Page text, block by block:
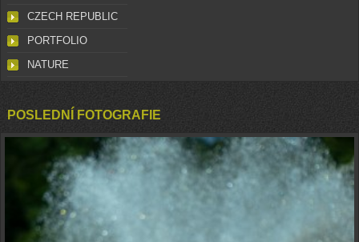
CZECH REPUBLIC
PORTFOLIO
NATURE
POSLEDNÍ FOTOGRAFIE